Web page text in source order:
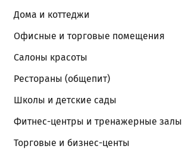
Дома и коттеджи
Офисные и торговые помещения
Салоны красоты
Рестораны (общепит)
Школы и детские сады
Фитнес-центры и тренажерные залы
Торговые и бизнес-центы